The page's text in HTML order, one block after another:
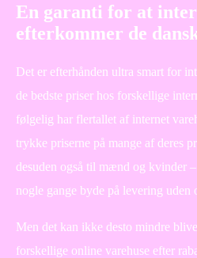
En garanti for at
efterkommer de
Det er efterhånden ultra smart for
de bedste priser hos forskellige
følgelig har flertallet af internet
trykke priserne på mange af deres
desuden også til mænd og kvinder
nogle gange byde på levering uden
Men det kan ikke desto mindre
forskellige online varehuse efter